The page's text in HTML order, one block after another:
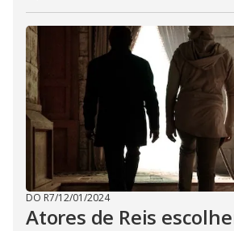
DO R7/12/01/2024
Atores de Reis